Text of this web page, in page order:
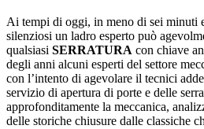
Ai tempi di oggi, in meno di sei minuti
silenziosi un ladro esperto può
qualsiasi SERRATURA con chiave
degli anni alcuni esperti del settore
con l’intento di agevolare il tecnici
servizio di apertura di porte e delle
approfonditamente la meccanica,
delle storiche chiusure dalle classiche